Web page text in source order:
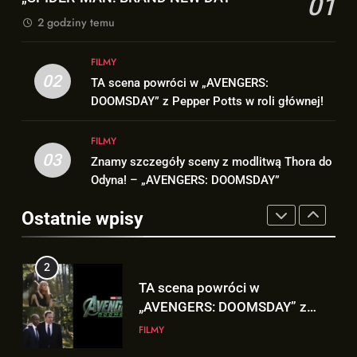
FILMY
„AVENGERS: DOOMSDAY” z
Pepper Potts w roli głównej!
FILMY
3
Znamy szczegóły sceny z
„AVENGERS: DOOMSDAY”
FILMY
4
Kit Connor dołączy do obsady
„X-MEN” jako nowy Scott
Summers!
01
2 godziny temu
02
FILMY
TA scena powróci w „AVENGERS:
DOOMSDAY” z Pepper Potts w roli głównej!
03
FILMY
Znamy szczegóły sceny z modlitwą Thora do
Odyna! – „AVENGERS: DOOMSDAY”
Ostatnie wpisy
Co naprawdę wydarzyło się na
Staten Island? – „SPIDER-MAN:
2
TA scena powróci w
„AVENGERS: DOOMSDAY” z
Pepper Potts w roli głównej!
FILMY
3
Znamy szczegóły sceny z
modlitwą Thora do Odyna! –
„AVENGERS: DOOMSDAY”
FILMY